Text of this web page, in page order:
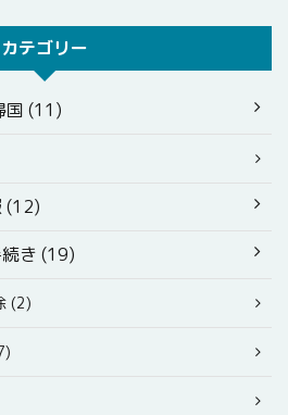
カテゴリー
国 (11)
(12)
き (19)
(2)